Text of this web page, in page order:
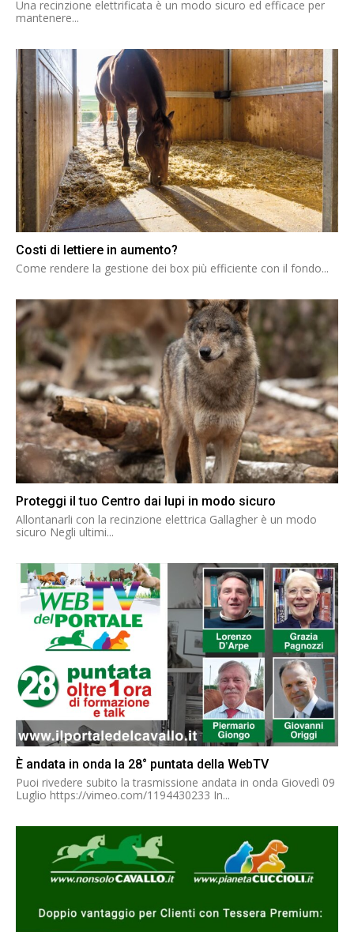
Una recinzione elettrificata è un modo sicuro ed efficace per
mantenere...
Costi di lettiere in aumento?
Come rendere la gestione dei box più efficiente con il fondo...
Proteggi il tuo Centro dai lupi in modo sicuro
Allontanarli con la recinzione elettrica Gallagher è un modo
sicuro Negli ultimi...
È andata in onda la 28° puntata della WebTV
Puoi rivedere subito la trasmissione andata in onda Giovedì 09
Luglio https://vimeo.com/1194430233 In...